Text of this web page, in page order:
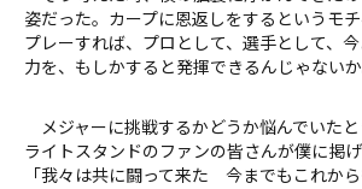
姿だった。カープに恩返しをするというモ
プレーすれば、プロとして、選手として、
力を、もしかすると発揮できるんじゃないか――
メジャーに挑戦するかどうか悩んでいた
ライトスタンドのファンの皆さんが僕に掲げ
「我々は共に闘って来た 今までもこれか